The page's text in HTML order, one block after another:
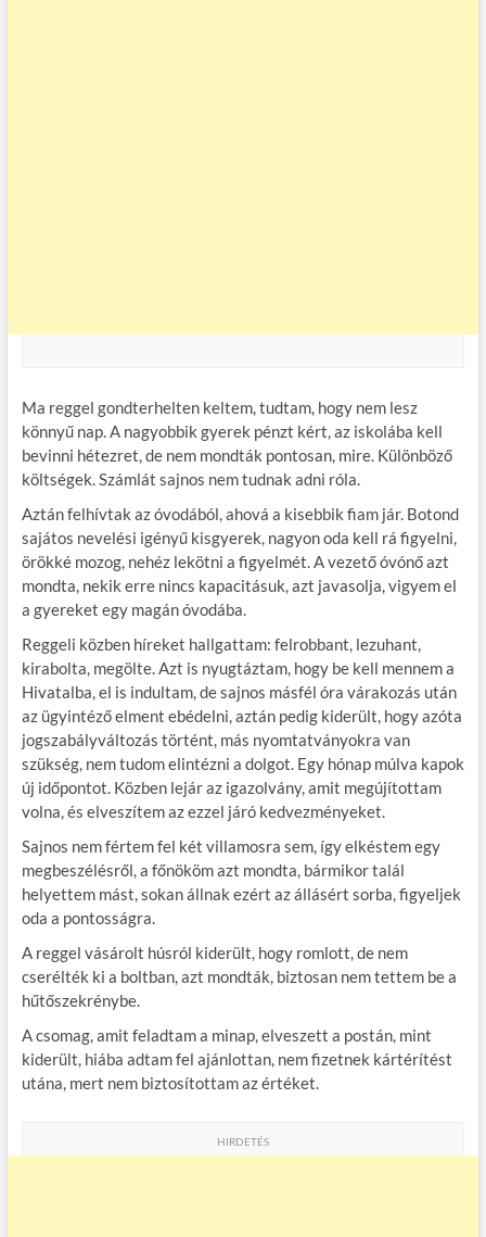
Ma reggel gondterhelten keltem, tudtam, hogy nem lesz
könnyű nap. A nagyobbik gyerek pénzt kért, az iskolába kell
bevinni hétezret, de nem mondták pontosan, mire. Különböző
költségek. Számlát sajnos nem tudnak adni róla.
Aztán felhívtak az óvodából, ahová a kisebbik fiam jár. Botond
sajátos nevelési igényű kisgyerek, nagyon oda kell rá figyelni,
örökké mozog, nehéz lekötni a figyelmét. A vezető óvónő azt
mondta, nekik erre nincs kapacitásuk, azt javasolja, vigyem el
a gyereket egy magán óvodába.
Reggeli közben híreket hallgattam: felrobbant, lezuhant,
kirabolta, megölte. Azt is nyugtáztam, hogy be kell mennem a
Hivatalba, el is indultam, de sajnos másfél óra várakozás után
az ügyintéző elment ebédelni, aztán pedig kiderült, hogy azóta
jogszabályváltozás történt, más nyomtatványokra van
szükség, nem tudom elintézni a dolgot. Egy hónap múlva kapok
új időpontot. Közben lejár az igazolvány, amit megújítottam
volna, és elveszítem az ezzel járó kedvezményeket.
Sajnos nem fértem fel két villamosra sem, így elkéstem egy
megbeszélésről, a főnököm azt mondta, bármikor talál
helyettem mást, sokan állnak ezért az állásért sorba, figyeljek
oda a pontosságra.
A reggel vásárolt húsról kiderült, hogy romlott, de nem
cserélték ki a boltban, azt mondták, biztosan nem tettem be a
hűtőszekrénybe.
A csomag, amit feladtam a minap, elveszett a postán, mint
kiderült, hiába adtam fel ajánlottan, nem fizetnek kártérítést
utána, mert nem biztosítottam az értéket.
HIRDETÉS